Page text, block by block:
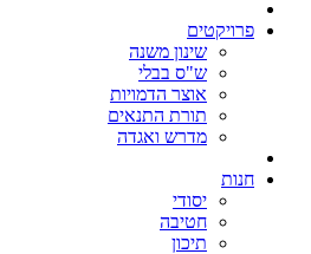
פרויקטים
שינון משנה
ש"ס בבלי
אוצר הדמויות
תורת התנאים
מדרש ואגדה
חנות
יסודי
חטיבה
תיכון